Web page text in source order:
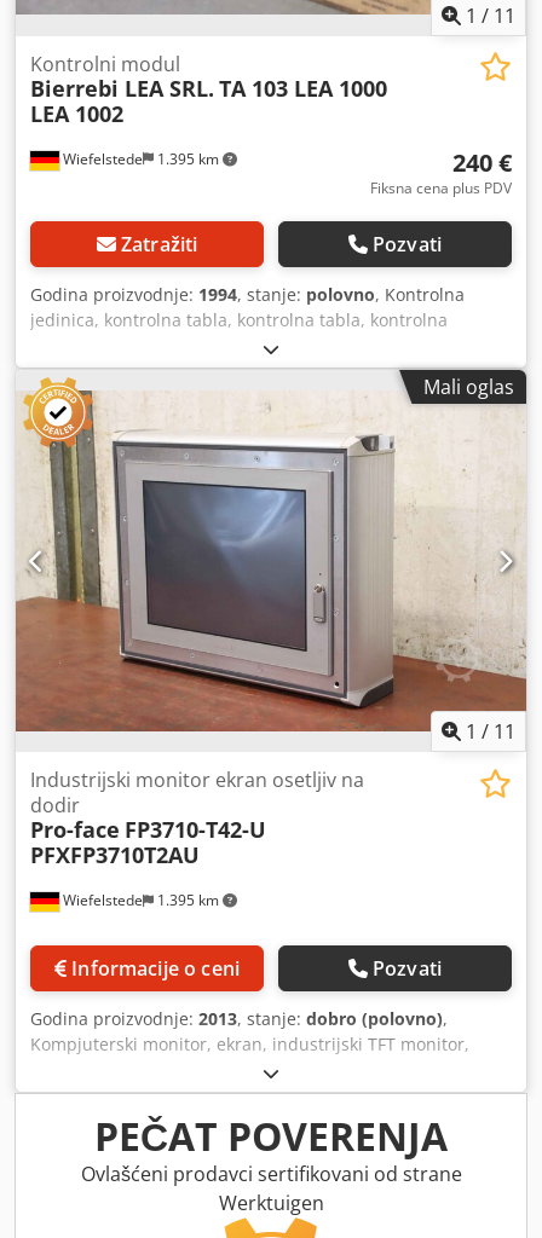
1 / 11
Wiefelstede 1.395 km
Kontrolni modul
Bierrebi LEA SRL. TA 103 LEA 1000
LEA 1002
240 €
Fiksna cena plus PDV
Zatražiti Pozvati
Godina proizvodnje: 1994, stanje: polovno, Kontrolna
jedinica, kontrolna tabla, kontrolna tabla, kontrolna
jedinica, tastatura, ekran, kontrola, ručni terminal,
kontrolna tabla -Proizvođač: Bierrebi LEA SRL. Kontrolni
modul iz mašine za automatsko sečenje Bierrebi TA 103
Tabla: LEA SRL. Tip LEA 1000 LEA 1002 2.028.01.057.02 -
Dimenzije: 265/125/H100 mm -Težina: 2.0 kg Crsdjiidr Rjpfx
Acwef
Mali oglas
1 / 11
Wiefelstede 1.395 km
Industrijski monitor ekran osetljiv na
dodir
Pro-face FP3710-T42-U
PFXFP3710T2AU
Informacije o ceni Pozvati
Godina proizvodnje: 2013, stanje: dobro (polovno),
Kompjuterski monitor, ekran, industrijski TFT monitor,
ravni ekran, industrijski monitor sa ekranom osetljivim na
dodir - Proizvođač: Pro-face, industrijski ravni monitor sa
touchscreen-om Cedpfx Asuh H Efecwsrf - Tip: FP3710-T42-
U .: PFXFP3710T2AU - Model: 3580406-01 - Dimenzije:
475/120/390 mm - Težina: 10,4 kg
PEČAT POVERENJA
Ovlašćeni prodavci sertifikovani od strane
Werktuigen